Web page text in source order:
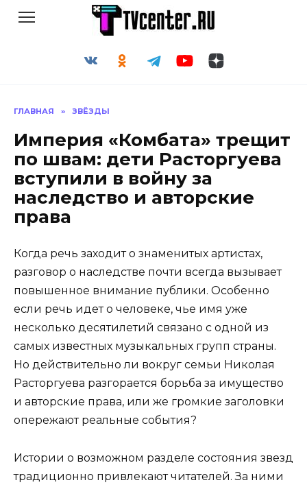
ГЛАВНАЯ » ЗВЁЗДЫ
Империя «Комбата» трещит
по швам: дети Расторгуева
вступили в войну за
наследство и авторские
права
Когда речь заходит о знаменитых артистах,
разговор о наследстве почти всегда вызывает
повышенное внимание публики. Особенно
если речь идет о человеке, чье имя уже
несколько десятилетий связано с одной из
самых известных музыкальных групп страны.
Но действительно ли вокруг семьи Николая
Расторгуева разгорается борьба за имущество
и авторские права, или же громкие заголовки
опережают реальные события?
Истории о возможном разделе состояния звезд
традиционно привлекают читателей. За ними